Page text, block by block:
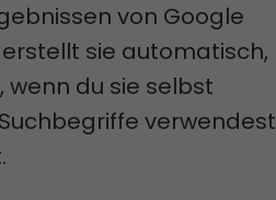
von Google
sie automatisch,
wenn du sie selbst